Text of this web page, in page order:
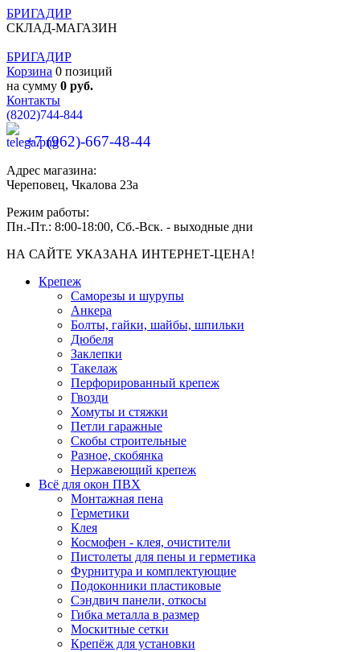
БРИГАДИР
СКЛАД-МАГАЗИН
БРИГАДИР
Корзина 0 позиций
на сумму 0 руб.
Контакты
(8202)744-844
+7 (962)-667-48-44
Адрес магазина:
Череповец, Чкалова 23а
Режим работы:
Пн.-Пт.: 8:00-18:00, Сб.-Вск. - выходные дни
НА САЙТЕ УКАЗАНА ИНТЕРНЕТ-ЦЕНА!
Крепеж
Саморезы и шурупы
Анкера
Болты, гайки, шайбы, шпильки
Дюбеля
Заклепки
Такелаж
Перфорированный крепеж
Гвозди
Хомуты и стяжки
Петли гаражные
Скобы строительные
Разное, скобянка
Нержавеющий крепеж
Всё для окон ПВХ
Монтажная пена
Герметики
Клея
Космофен - клея, очистители
Пистолеты для пены и герметика
Фурнитура и комплектующие
Подоконники пластиковые
Сэндвич панели, откосы
Гибка металла в размер
Москитные сетки
Крепёж для установки